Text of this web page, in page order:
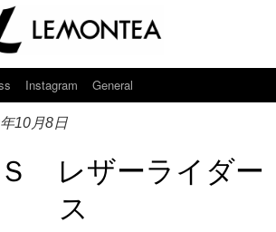
Instagram General
10月8日
Ｓ レザーライダー
ス